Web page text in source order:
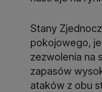
Stany
pokojowego,
zezwolenia na
zapasów
ataków z obu